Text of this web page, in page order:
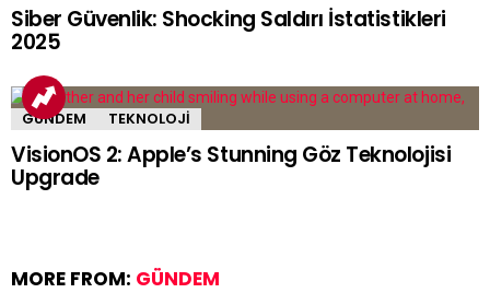
Siber Güvenlik: Shocking Saldırı İstatistikleri
2025
GÜNDEM TEKNOLOJI
VisionOS 2: Apple’s Stunning Göz Teknolojisi
Upgrade
MORE FROM: GÜNDEM